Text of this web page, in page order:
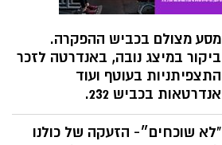
שנה בנס ציונה, במופע מיוחד לזכרו של פיני
מסע מצולם בכביש ההפקרה.
ביקור במיצג נובה, באנדרטה לזכר
התצפיתניות בעוטף ועוד
אנדרטאות בכביש 232.
ביקור חובה לכל ישראלי/ת: בחודשים
האחרונים הפך כביש 232 לאתר עלייה לרגל.
"לא שוכחים״- הזעקה של כולנו